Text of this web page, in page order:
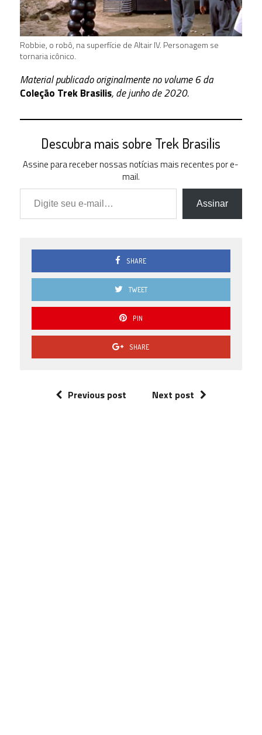
Robbie, o robô, na superfície de Altair IV. Personagem se
tornaria icônico.
Material publicado originalmente no volume 6 da
Coleção Trek Brasilis, de junho de 2020.
Descubra mais sobre Trek Brasilis
Assine para receber nossas notícias mais recentes por e-
mail.
Digite seu e-mail…
Assinar
SHARE
TWEET
PIN
SHARE
Previous post Next post